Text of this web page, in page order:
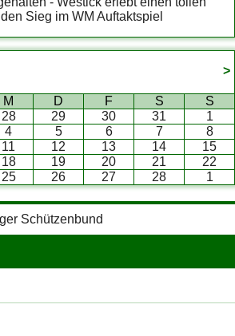
Sieg im WM Auftaktspiel
>
M D F S
S
28 29 30 31
1
4 5 6 7
8
11 12 13 14
15
18 19 20 21
22
25 26 27 28 1
Schützenbund